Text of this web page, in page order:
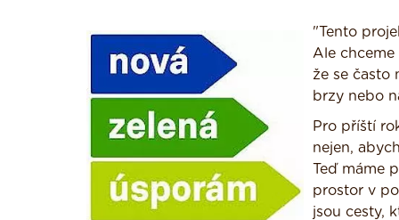
"Tento
Ale
že se často
brzy nebo
Pro příští
nejen,
Teď máme
prostor v
jsou cesty,